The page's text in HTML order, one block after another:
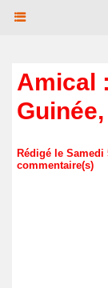
Amical
Rédigé le Samedi
commentaire(s)